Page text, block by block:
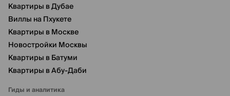
Квартиры в Дубае
Виллы на Пхукете
Квартиры в Москве
Новостройки Москвы
Квартиры в Батуми
Квартиры в Абу-Даби
Гиды и аналитика